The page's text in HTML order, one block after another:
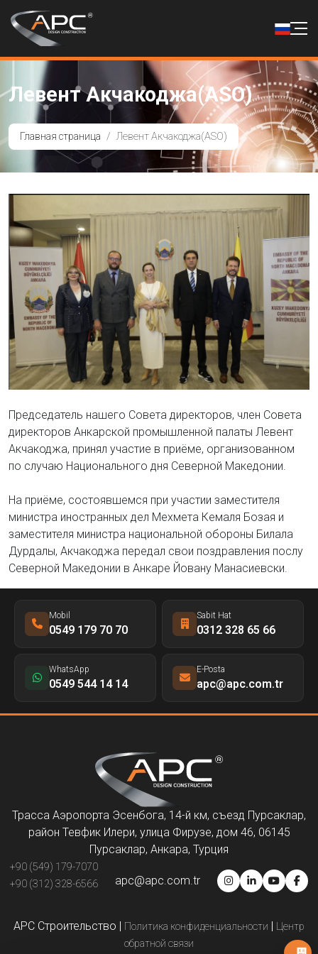
Левент Акчакоджа(ASO)
Главная страница Левент Акчакоджа(ASO)
Председатель нашего Совета директоров, член Совета
директоров Анкарской промышленной палаты Левент
Акчакоджа, принял участие в приёме, организованном
по случаю Национального дня Северной Македонии.
На приёме, состоявшемся при участии заместителя
министра иностранных дел Мехмета Кемаля Бозая и
заместителя министра национальной обороны Билала
Дурдалы, Акчакоджа передал свои поздравления послу
Северной Македонии в Анкаре Йовану Манасиевски.
Mobil
0549 179 70 70
Sabit Hat
0312 328 65 66
WhatsApp
0549 544 14 14
E-Posta
apc@apc.com.tr
Трасса Аэропорта Эсенбога, 14-й км, съезд Пурсаклар,
район Тевфик Илери, улица Фирузе, дом 46, 06145
Пурсаклар, Анкара, Турция
+90 (549) 179-7070
+90 (312) 328-6566
apc@apc.com.tr
APC Строительство | Политика конфиденциальности | Центр
обратной связи